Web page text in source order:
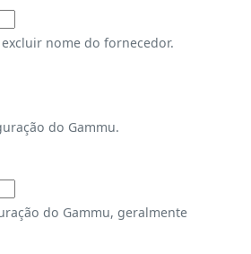
nome do fornecedor.
do Gammu.
do Gammu, geralmente